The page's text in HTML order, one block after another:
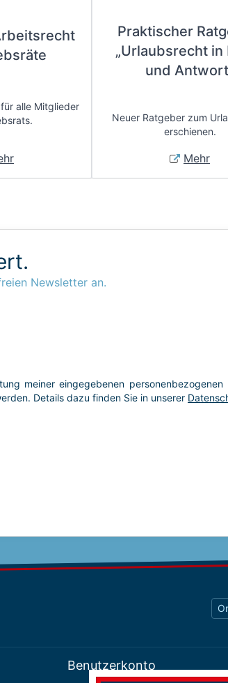
alle Mitglieder
Praktischer
„Urlaubsrecht in
und
Neuer Ratgeber zum
erschienen.
Mehr
Newsletter an.
Benutzerkonto